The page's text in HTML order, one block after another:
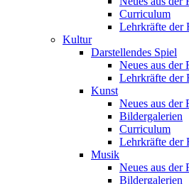
Curriculum
Lehrkräfte der
Kultur
Darstellendes Spiel
Neues aus der
Lehrkräfte der
Kunst
Neues aus der
Bildergalerien
Curriculum
Lehrkräfte der
Musik
Neues aus der
Bildergalerien